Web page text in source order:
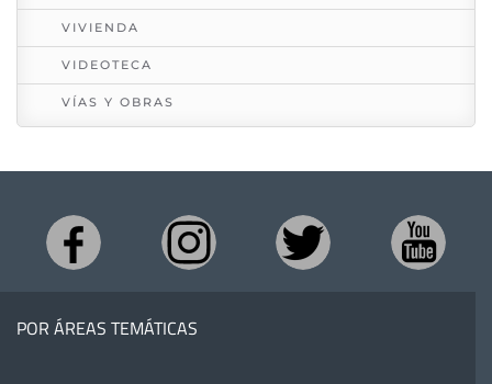
VIVIENDA
VIDEOTECA
VÍAS Y OBRAS
POR ÁREAS TEMÁTICAS